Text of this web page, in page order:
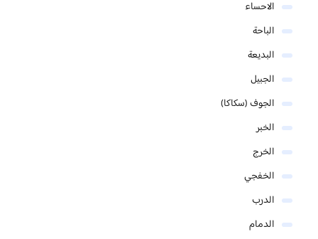
الاحساء
الباحة
البديعة
الجبيل
الجوف (سكاكا)
الخبر
الخرج
الخفجي
الدرب
الدمام